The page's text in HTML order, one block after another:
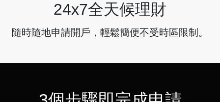
24x7全天候理財
隨時隨地申請開戶，輕鬆簡便不受時區限制。